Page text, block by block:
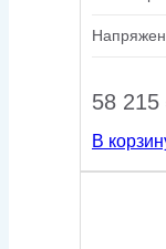
58 215
В